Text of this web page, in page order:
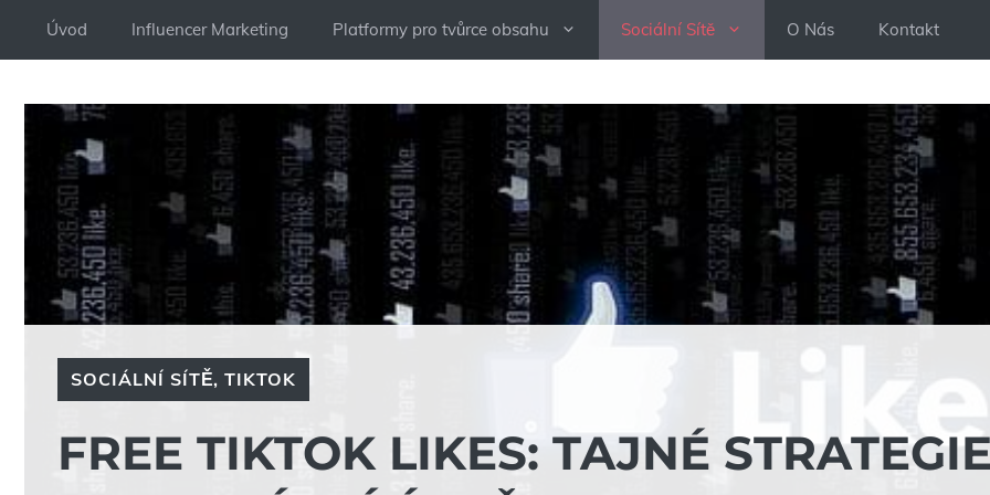
Přeskočit
Úvod Influencer Marketing Platformy pro tvůrce obsahu Sociální Sítě O Nás Kontakt
SOCIÁLNÍ SÍTĚ,TIKTOK
FREE TIKTOK LIKES: TAJNÉ